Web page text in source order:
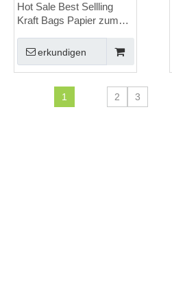
Hot Sale Best Sellling
Kraft Bags Papier zum
Papier
Schmuckpapierpapierverpackung
erkundigen
1 2 3